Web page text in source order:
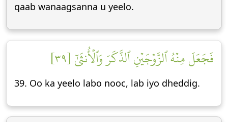
qaab wanaagsanna u yeelo.
فَجَعَلَ مِنۡهُ ٱلزَّوۡجَيۡنِ ٱلذَّكَرَ وَٱلۡأُنثَىٰٓ [٣٩]
39. Oo ka yeelo labo nooc, lab iyo dheddig.